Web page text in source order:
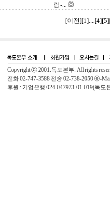
림 -...
[이전][1]....[4][5
Copyright ⓒ 2001.독도본부. All rights
전화 02-747-3588 전송 02-738-2050 ⓔ-
후원 : 기업은행 024-047973-01-019(독도